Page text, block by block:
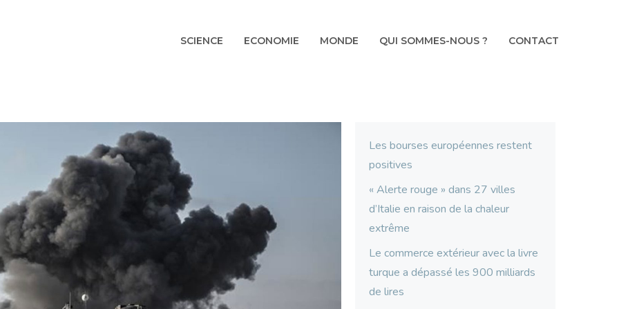
SCIENCE ECONOMIE MONDE QUI SOMMES-NOUS ? CONTACT
Les bourses européennes restent
positives
« Alerte rouge » dans 27 villes
d’Italie en raison de la chaleur
extrême
Le commerce extérieur avec la livre
turque a dépassé les 900 milliards
de lires